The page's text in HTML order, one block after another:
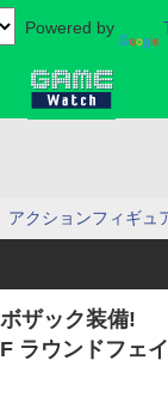
Powered by
アクションフィギュ
ボザック装備!
ラウンドフェ